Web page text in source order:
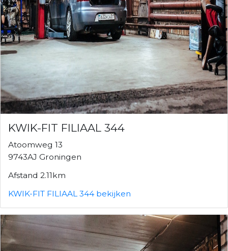
KWIK-FIT FILIAAL 344
Atoomweg 13
9743AJ Groningen
Afstand 2.11km
KWIK-FIT FILIAAL 344 bekijken